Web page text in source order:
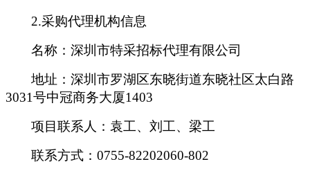
2.采购代理机构信息
名称：深圳市特采招标代理有限公司
地址：深圳市罗湖区东晓街道东晓社区太白路
3031号中冠商务大厦1403
项目联系人：袁工、刘工、梁工
联系方式：0755-82202060-802